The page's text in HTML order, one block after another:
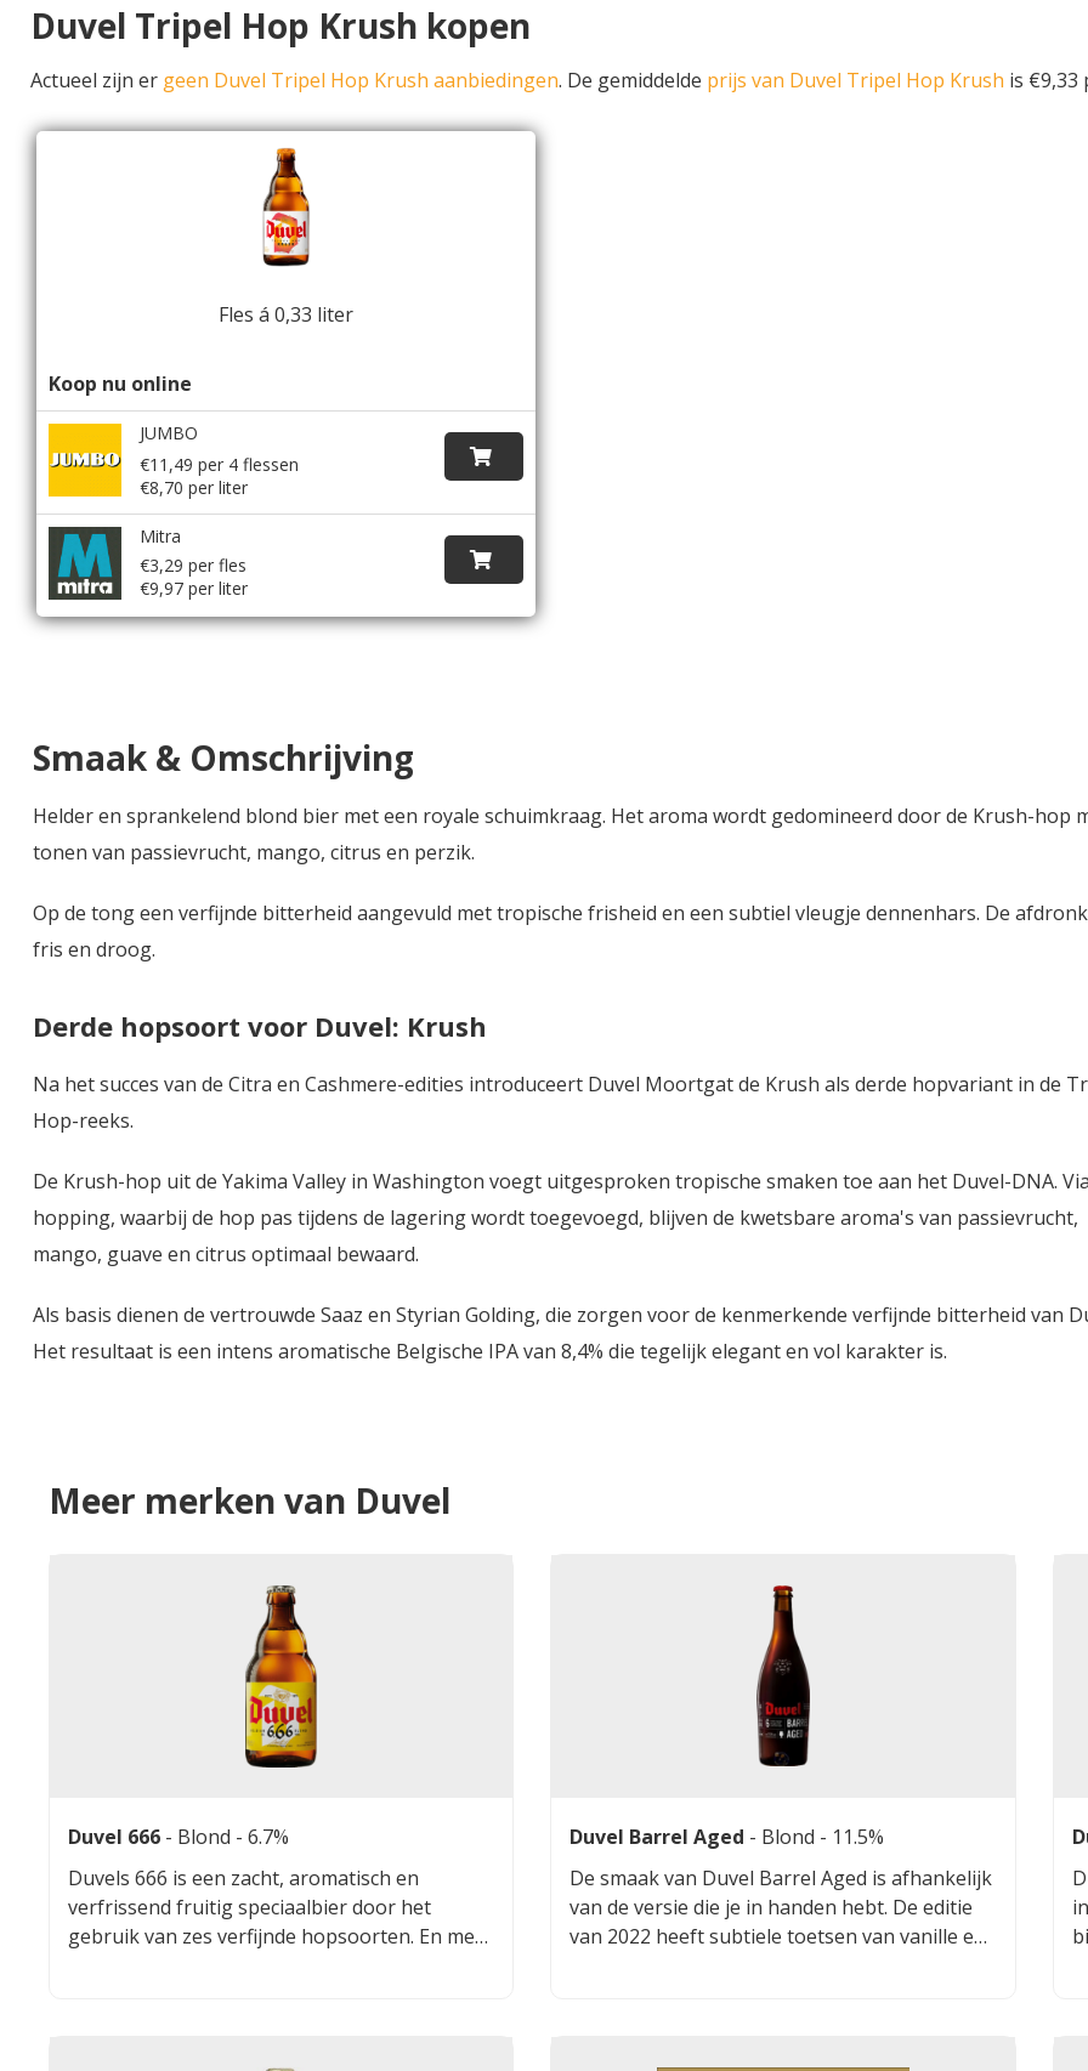
Duvel Tripel Hop Krush kopen
Actueel zijn er geen Duvel Tripel Hop Krush aanbiedingen. De gemiddelde prijs van Duvel Tripel Hop Krush is €9,33
Fles á 0,33 liter
Koop nu online
JUMBO
€11,49 per 4 flessen
€8,70 per liter
Mitra
€3,29 per fles
€9,97 per liter
Smaak & Omschrijving
Helder en sprankelend blond bier met een royale schuimkraag. Het aroma wordt gedomineerd door de Krush-hop
tonen van passievrucht, mango, citrus en perzik.
Op de tong een verfijnde bitterheid aangevuld met tropische frisheid en een subtiel vleugje dennenhars. De
fris en droog.
Derde hopsoort voor Duvel: Krush
Na het succes van de Citra en Cashmere-edities introduceert Duvel Moortgat de Krush als derde hopvariant in de
Hop-reeks.
De Krush-hop uit de Yakima Valley in Washington voegt uitgesproken tropische smaken toe aan het Duvel-DNA.
hopping, waarbij de hop pas tijdens de lagering wordt toegevoegd, blijven de kwetsbare aroma's van passievrucht,
mango, guave en citrus optimaal bewaard.
Als basis dienen de vertrouwde Saaz en Styrian Golding, die zorgen voor de kenmerkende verfijnde bitterheid van
Het resultaat is een intens aromatische Belgische IPA van 8,4% die tegelijk elegant en vol karakter is.
Meer merken van Duvel
Duvel 666 - Blond - 6.7%
Duvels 666 is een zacht, aromatisch en
verfrissend fruitig speciaalbier door het
gebruik van zes verfijnde hopsoorten. En met
Duvel Barrel Aged - Blond - 11.5%
De smaak van Duvel Barrel Aged is afhankelijk
van de versie die je in handen hebt. De editie
van 2022 heeft subtiele toetsen van vanille en